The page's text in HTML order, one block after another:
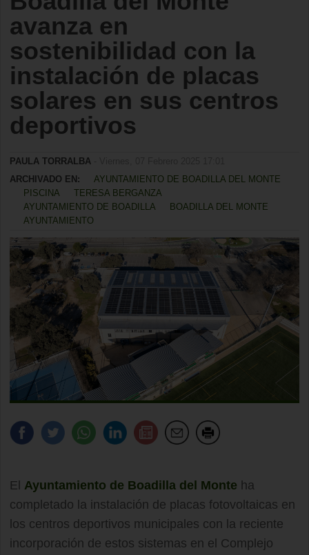
avanza en
sostenibilidad con la
instalación de placas
solares en sus centros
deportivos
PAULA TORRALBA
ARCHIVADO EN:
AYUNTAMIENTO DE BOADILLA DEL MONTE
PISCINA
TERESA BERGANZA
AYUNTAMIENTO DE BOADILLA
BOADILLA DEL MONTE
AYUNTAMIENTO
El Ayuntamiento de Boadilla del Monte ha
completado la instalación de placas fotovoltaicas en
los centros deportivos municipales con la reciente
incorporación de estos sistemas en el Complejo